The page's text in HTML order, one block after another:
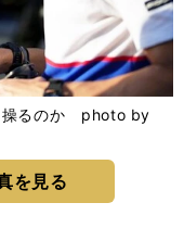
操るのか photo by
を見る